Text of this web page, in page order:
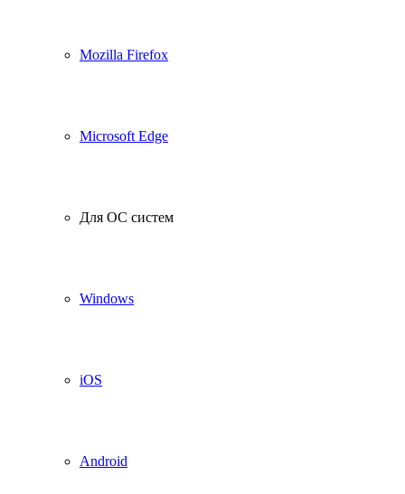
Mozilla Firefox
Microsoft Edge
Для ОС систем
Windows
iOS
Android